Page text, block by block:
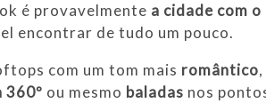
é provavelmente a cidade com
encontrar de tudo um pouco.
com um tom mais romântico
360º ou mesmo baladas nos